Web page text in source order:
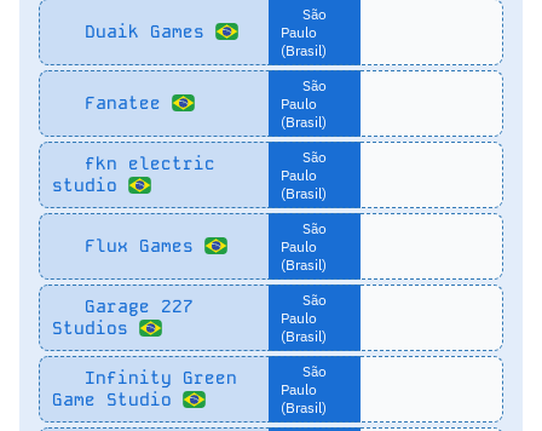
Duaik Games
São
Paulo
(Brasil)
Fanatee
São
Paulo
(Brasil)
fkn electric
studio
São
Paulo
(Brasil)
Flux Games
São
Paulo
(Brasil)
Garage 227
Studios
São
Paulo
(Brasil)
Infinity Green
Game Studio
São
Paulo
(Brasil)